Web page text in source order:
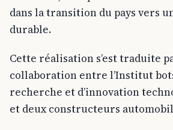
dans la transition du pays vers
durable.
Cette réalisation s’est traduite
collaboration entre l’Institut
recherche et d’innovation
et deux constructeurs